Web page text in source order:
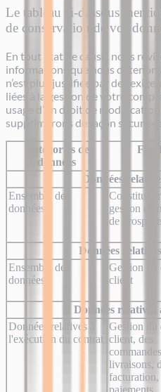
Le tableau ci-dessous
de conservation de vos
En tout état de cause, nous
informations que nous
n’est plus justifiée par des
liées à la gestion de votre
usage d’un droit de modification
supprimerons de façon
Catégories de
données
Données
Ensemble des
données
Constitution
gestion
de
Données
Ensemble des
données
Gestion du
client
Données relatives
Données relatives à
l'exécution du contrat
Gestion du
client, des
livraisons,
facturation,
paiements